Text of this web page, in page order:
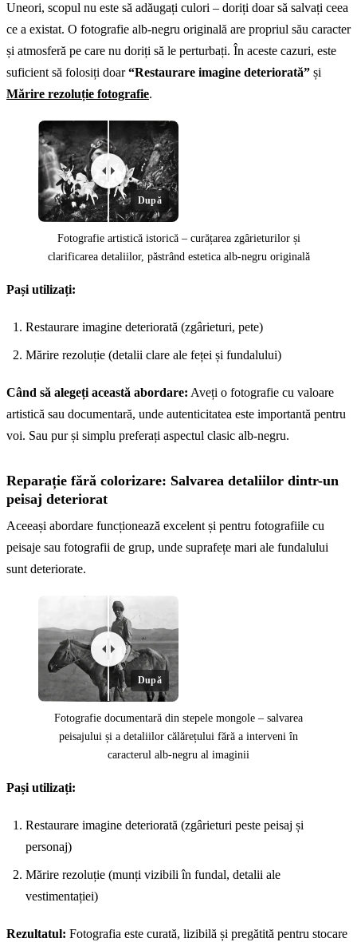
Uneori, scopul nu este să adăugați culori – doriți doar să salvați ceea
ce a existat. O fotografie alb-negru originală are propriul său caracter
și atmosferă pe care nu doriți să le perturbați. În aceste cazuri, este
suficient să folosiți doar“Restaurare imagine deteriorată” și
Mărire rezoluție fotografie.
După
Fotografie artistică istorică – curățarea zgârieturilor și
clarificarea detaliilor, păstrând estetica alb-negru originală
Pași utilizați:
Restaurare imagine deteriorată (zgârieturi, pete)
Mărire rezoluție (detalii clare ale feței și fundalului)
Când să alegeți această abordare: Aveți o fotografie cu valoare
artistică sau documentară, unde autenticitatea este importantă pentru
voi. Sau pur și simplu preferați aspectul clasic alb-negru.
Reparație fără colorizare: Salvarea detaliilor dintr-un
peisaj deteriorat
Aceeași abordare funcționează excelent și pentru fotografiile cu
peisaje sau fotografii de grup, unde suprafețe mari ale fundalului
sunt deteriorate.
Înainte
După
Fotografie documentară din stepele mongole – salvarea
peisajului și a detaliilor călărețului fără a interveni în
caracterul alb-negru al imaginii
Pași utilizați:
Restaurare imagine deteriorată (zgârieturi peste peisaj și
personaj)
Mărire rezoluție (munți vizibili în fundal, detalii ale
vestimentației)
Rezultatul: Fotografia este curată, lizibilă și pregătită pentru stocare